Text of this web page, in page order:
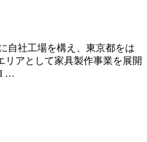
自社工場を構え、東京都をは
リアとして家具製作事業を展開
…